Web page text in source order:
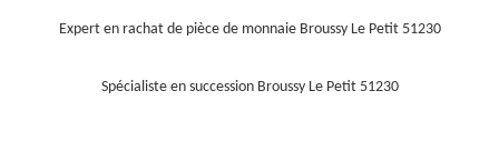
Expert en rachat de pièce de monnaie Broussy Le Petit 51230
Spécialiste en succession Broussy Le Petit 51230